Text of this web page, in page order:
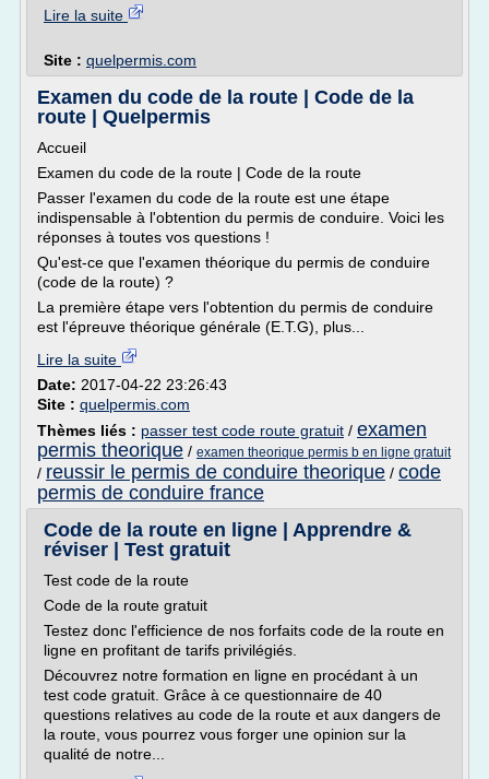
Lire la suite
Site : quelpermis.com
Examen du code de la route | Code de la
route | Quelpermis
Accueil
Examen du code de la route | Code de la route
Passer l'examen du code de la route est une étape
indispensable à l'obtention du permis de conduire. Voici les
réponses à toutes vos questions !
Qu'est-ce que l'examen théorique du permis de conduire
(code de la route) ?
La première étape vers l'obtention du permis de conduire
est l'épreuve théorique générale (E.T.G), plus...
Lire la suite
Date: 2017-04-22 23:26:43
Site : quelpermis.com
Thèmes liés : passer test code route gratuit / examen
permis theorique / examen theorique permis b en ligne gratuit
/ reussir le permis de conduire theorique / code
permis de conduire france
Code de la route en ligne | Apprendre &
réviser | Test gratuit
Test code de la route
Code de la route gratuit
Testez donc l'efficience de nos forfaits code de la route en
ligne en profitant de tarifs privilégiés.
Découvrez notre formation en ligne en procédant à un
test code gratuit. Grâce à ce questionnaire de 40
questions relatives au code de la route et aux dangers de
la route, vous pourrez vous forger une opinion sur la
qualité de notre...